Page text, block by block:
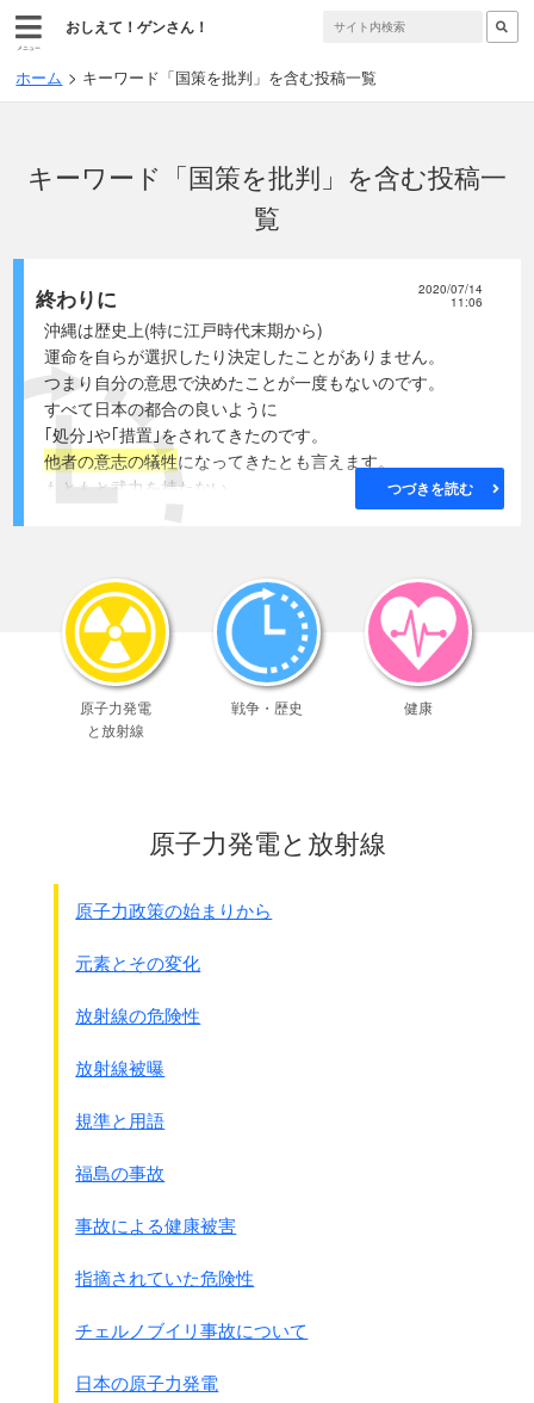
メニュー
おしえて！ゲンさん！
ホーム キーワード「国策を批判」を含む投稿一覧
キーワード「国策を批判」を含む投稿一
覧
終わりに 2020/07/14
11:06
沖縄は歴史上(特に江戸時代末期から)
運命を自らが選択したり決定したことがありません。
つまり自分の意思で決めたことが一度もないのです。
すべて日本の都合の良いように
｢処分｣や｢措置｣をされてきたのです。
他者の意志の犠牲になってきたとも言えます。
もともと武力を持たない、
また再び裏切られる・・・・このくり返しの歴史でした。
2000年3月開館の、
新しい県立平和祈念館では
沖縄戦時の日本軍や政府を批判する展示を避けて、
悲劇をなるべく訴えない内容に変更しようとしました。
新しい県立平和祈念館の展示内容について、
稲嶺恵一知事は今年3月23日、
担当者から監修委員会で検討した
展示内容をまとめた｢展示概要説明書｣や
内容を聞いた稲嶺知事は
展示内容が変わるのは当然
国策を批判するようなことはいかがなものか
展示内容に修正するように指示していた。
国策とは何でしょう？
エイズ事件も環境汚染も原発事故も全て国策から出た問題で
国にとって都合の悪い問題は国民に教えないようにする。
修学旅行で沖縄の基地や戦争遺跡を
日本全体が危険な方向に向っている今、
つづきを読む
原子力発電
と放射線
戦争・歴史 健康
原子力発電と放射線
原子力政策の始まりから
元素とその変化
放射線の危険性
放射線被曝
規準と用語
福島の事故
事故による健康被害
指摘されていた危険性
チェルノブイリ事故について
日本の原子力発電